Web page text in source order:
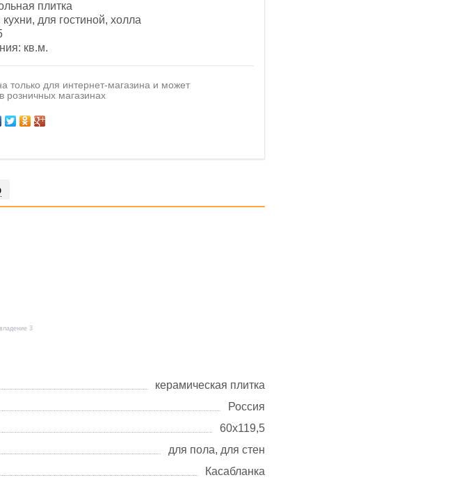
плитка
для гостиной, холла
кв.м.
только для интернет-магазина и может
розничных магазинах
3
керамическая плитка
Россия
60х119,5
для пола, для стен
Касабланка